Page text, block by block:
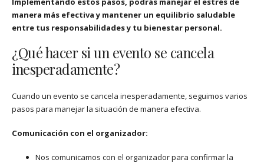
manera más efectiva y mantener un equilibrio saludable
entre tus responsabilidades y tu bienestar personal.
¿Qué hacer si un evento se cancela
inesperadamente?
Cuando un evento se cancela inesperadamente, seguimos varios
pasos para manejar la situación de manera efectiva.
Comunicación con el organizador:
Nos comunicamos con el organizador para confirmar la